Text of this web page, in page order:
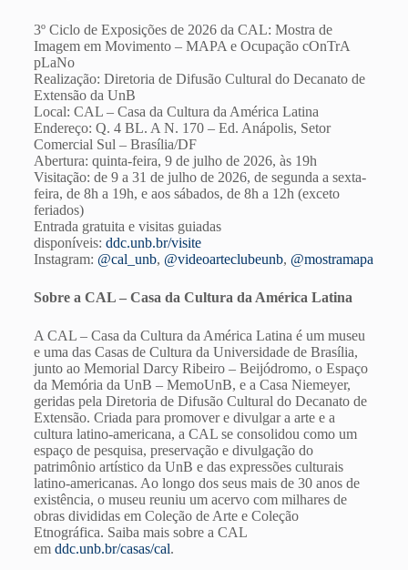
3º Ciclo de Exposições de 2026 da CAL: Mostra de
Imagem em Movimento – MAPA e Ocupação cOnTrA
pLaNo
Realização: Diretoria de Difusão Cultural do Decanato de
Extensão da UnB
Local: CAL – Casa da Cultura da América Latina
Endereço: Q. 4 BL. A N. 170 – Ed. Anápolis, Setor
Comercial Sul – Brasília/DF
Abertura: quinta-feira, 9 de julho de 2026, às 19h
Visitação: de 9 a 31 de julho de 2026, de segunda a sexta-
feira, de 8h a 19h, e aos sábados, de 8h a 12h (exceto
feriados)
Entrada gratuita e visitas guiadas
disponíveis: ddc.unb.br/visite
Instagram: @cal_unb, @videoarteclubeunb, @mostramapa
Sobre a CAL – Casa da Cultura da América Latina
A CAL – Casa da Cultura da América Latina é um museu
e uma das Casas de Cultura da Universidade de Brasília,
junto ao Memorial Darcy Ribeiro – Beijódromo, o Espaço
da Memória da UnB – MemoUnB, e a Casa Niemeyer,
geridas pela Diretoria de Difusão Cultural do Decanato de
Extensão. Criada para promover e divulgar a arte e a
cultura latino-americana, a CAL se consolidou como um
espaço de pesquisa, preservação e divulgação do
patrimônio artístico da UnB e das expressões culturais
latino-americanas. Ao longo dos seus mais de 30 anos de
existência, o museu reuniu um acervo com milhares de
obras divididas em Coleção de Arte e Coleção
Etnográfica. Saiba mais sobre a CAL
em ddc.unb.br/casas/cal.